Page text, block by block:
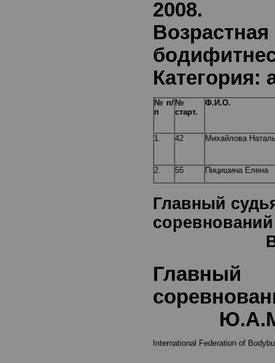
Возрастная
Категория:
№ п/
п
№
старт.
Ф.И.О.
1. 42 Михайлова
2. 55 Пицишина Елена
Главный
International Federation of